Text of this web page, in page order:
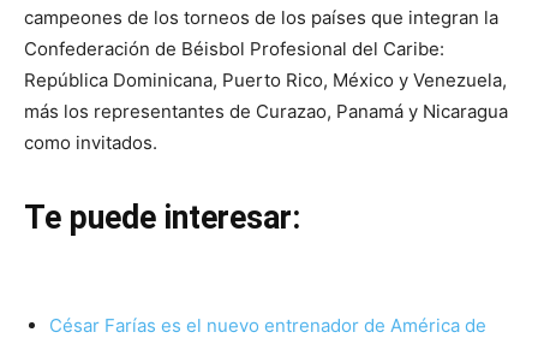
campeones de los torneos de los países que integran la
Confederación de Béisbol Profesional del Caribe:
República Dominicana, Puerto Rico, México y Venezuela,
más los representantes de Curazao, Panamá y Nicaragua
como invitados.
Te puede interesar:
César Farías es el nuevo entrenador de América de